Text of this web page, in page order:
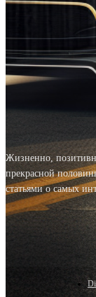
Жизненно,
прекрасной
статьями о самых